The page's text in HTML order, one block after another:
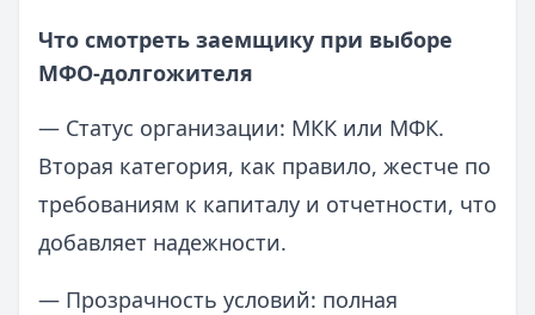
Что смотреть заемщику при выборе
МФО-долгожителя
— Статус организации: МКК или МФК.
Вторая категория, как правило, жестче по
требованиям к капиталу и отчетности, что
добавляет надежности.
— Прозрачность условий: полная